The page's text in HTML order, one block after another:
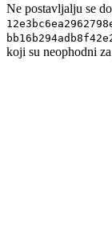
Ne postavljalju se
koji su neophodni